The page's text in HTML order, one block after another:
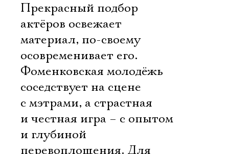
Прекрасный подбор
актёров освежает
материал, по-своему
осовременивает его.
Фоменковская молодёжь
соседствует на сцене
с мэтрами, а страстная
и честная игра – с опытом
и глубиной
перевоплощения. Для
Электропочта